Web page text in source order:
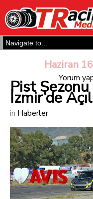
Haziran
Yorum
Pist Sezonu
İzmir’de
in Haberler